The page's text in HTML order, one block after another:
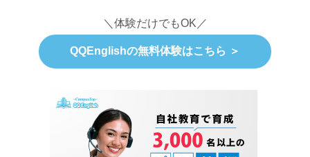
＼体験だけでもOK／
QQEnglishの無料体験はこちら ＞